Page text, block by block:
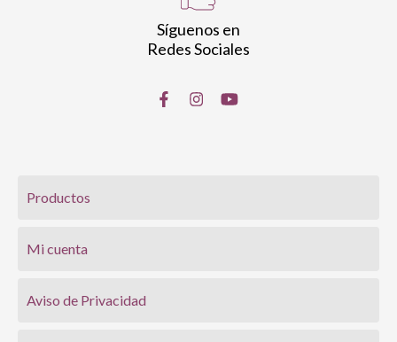
Síguenos en
Redes Sociales
Productos
Mi cuenta
Aviso de Privacidad